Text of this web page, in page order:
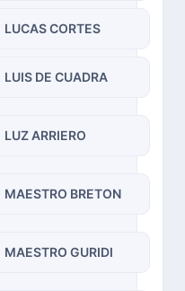
LUCAS CORTES
LUIS DE CUADRA
LUZ ARRIERO
MAESTRO BRETON
MAESTRO GURIDI